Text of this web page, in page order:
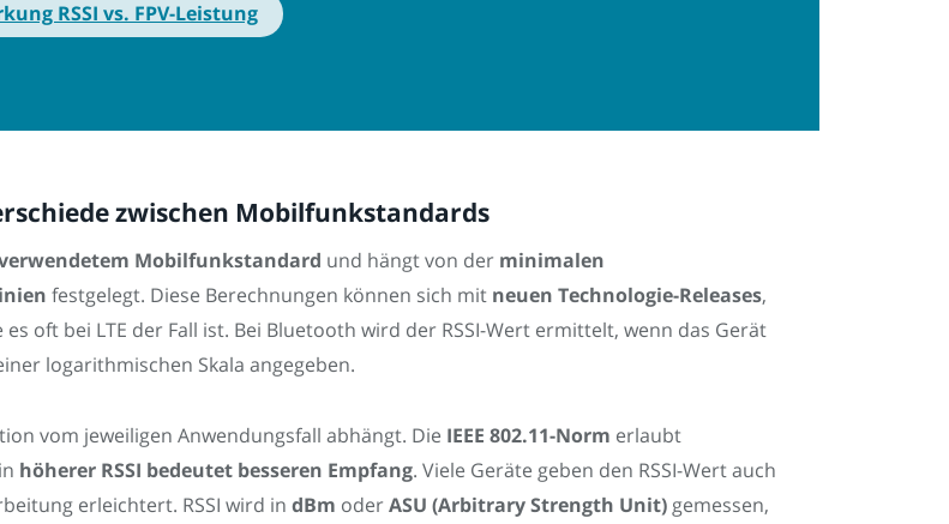
RSSI vs. FPV-Leistung
zwischen Mobilfunkstandards
Mobilfunkstandard und hängt von der minimalen
festgelegt. Diese Berechnungen können sich mit neuen Technologie-Releases,
es oft bei LTE der Fall ist. Bei Bluetooth wird der RSSI-Wert ermittelt, wenn das Gerät
logarithmischen Skala angegeben.
vom jeweiligen Anwendungsfall abhängt. Die IEEE 802.11-Norm erlaubt
höherer RSSI bedeutet besseren Empfang. Viele Geräte geben den RSSI-Wert auch
erleichtert. RSSI wird in dBm oderASU (Arbitrary Strength Unit) gemessen,